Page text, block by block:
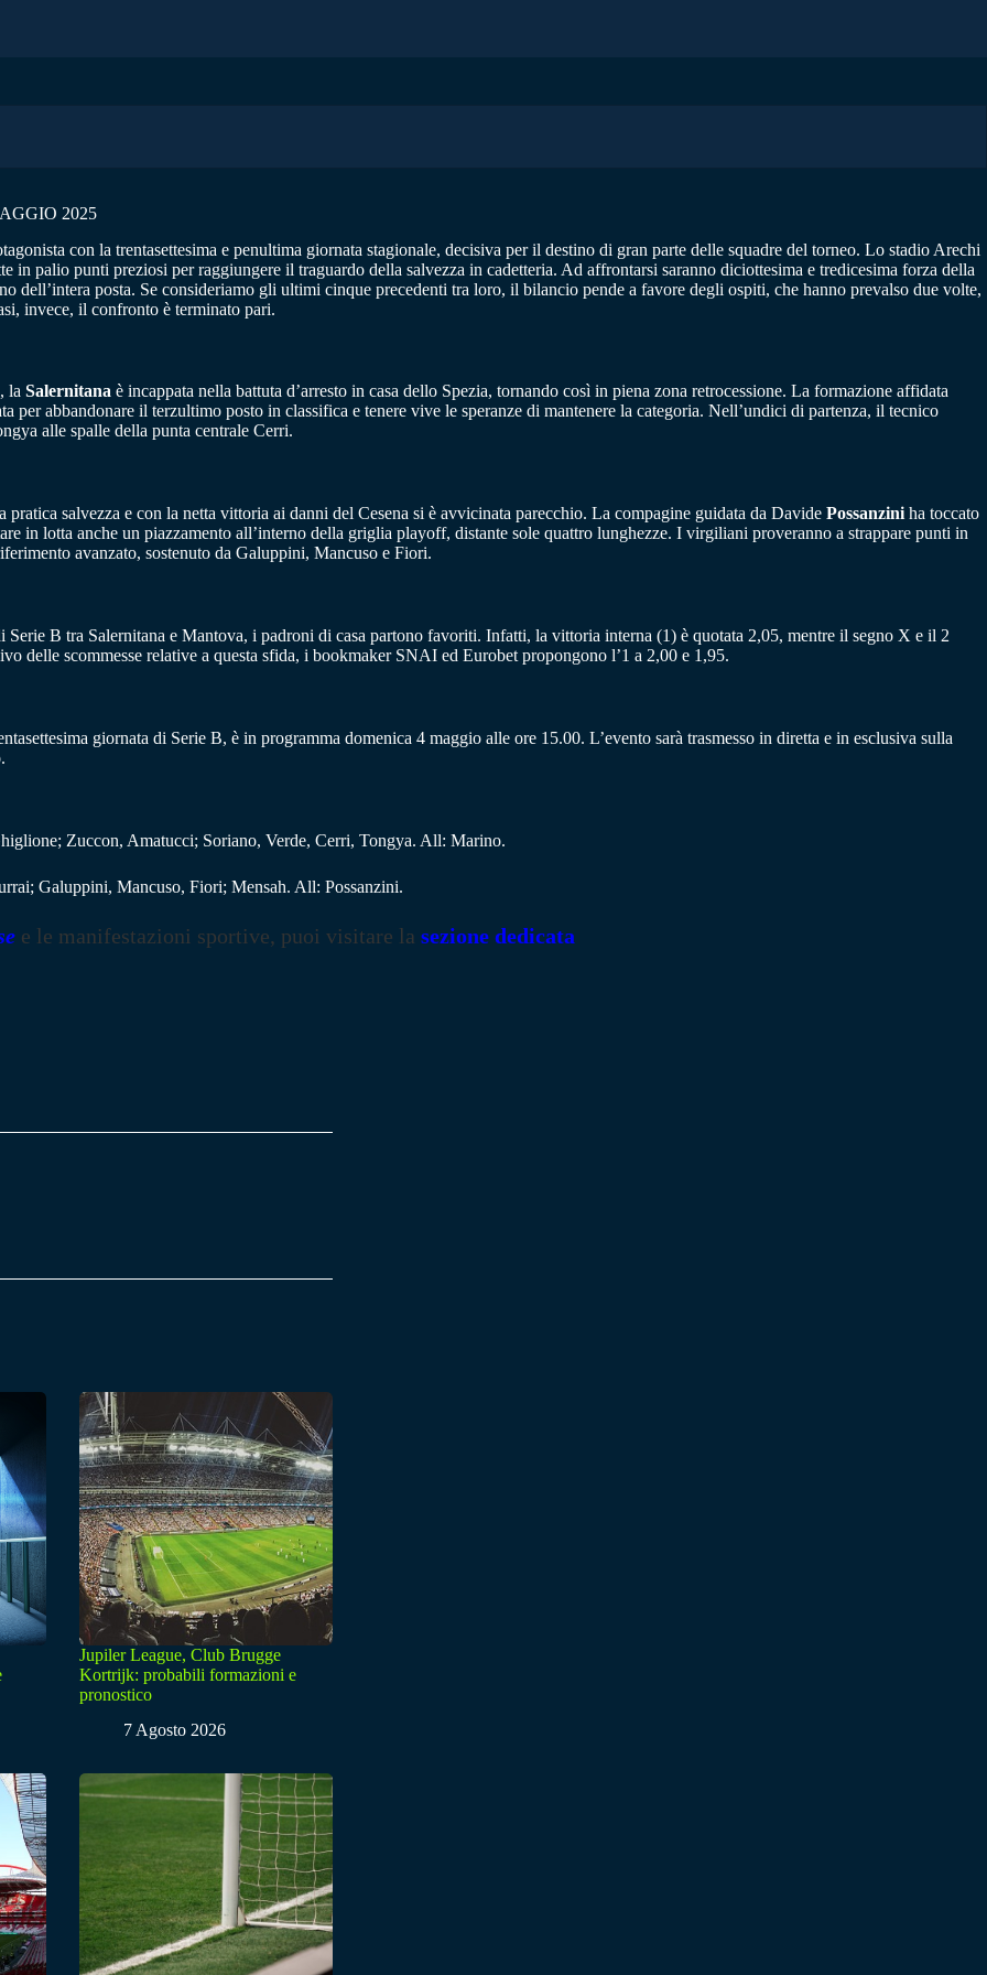
2025
con la trentasettesima e penultima giornata stagionale, decisiva per il destino di gran parte delle squadre del torneo. Lo stadio Arechi
in palio punti preziosi per raggiungere il traguardo della salvezza in cadetteria. Ad affrontarsi saranno diciottesima e tredicesima forza della
dell’intera posta. Se consideriamo gli ultimi cinque precedenti tra loro, il bilancio pende a favore degli ospiti, che hanno prevalso due volte,
invece, il confronto è terminato pari.
la Salernitana è incappata nella battuta d’arresto in casa dello Spezia, tornando così in piena zona retrocessione. La formazione affidata
per abbandonare il terzultimo posto in classifica e tenere vive le speranze di mantenere la categoria. Nell’undici di partenza, il tecnico
alle spalle della punta centrale Cerri.
salvezza e con la netta vittoria ai danni del Cesena si è avvicinata parecchio. La compagine guidata da Davide Possanzini ha toccato
in lotta anche un piazzamento all’interno della griglia playoff, distante sole quattro lunghezze. I virgiliani proveranno a strappare punti in
avanzato, sostenuto da Galuppini, Mancuso e Fiori.
Serie B tra Salernitana e Mantova, i padroni di casa partono favoriti. Infatti, la vittoria interna (1) è quotata 2,05, mentre il segno X e il 2
delle scommesse relative a questa sfida, i bookmaker SNAI ed Eurobet propongono l’1 a 2,00 e 1,95.
giornata di Serie B, è in programma domenica 4 maggio alle ore 15.00. L’evento sarà trasmesso in diretta e in esclusiva sulla
Zuccon, Amatucci; Soriano, Verde, Cerri, Tongya. All: Marino.
Galuppini, Mancuso, Fiori; Mensah. All: Possanzini.
e le manifestazioni sportive, puoi visitare la sezione dedicata
Jupiler League, Club Brugge
Kortrijk: probabili formazioni e
pronostico
7 Agosto 2026